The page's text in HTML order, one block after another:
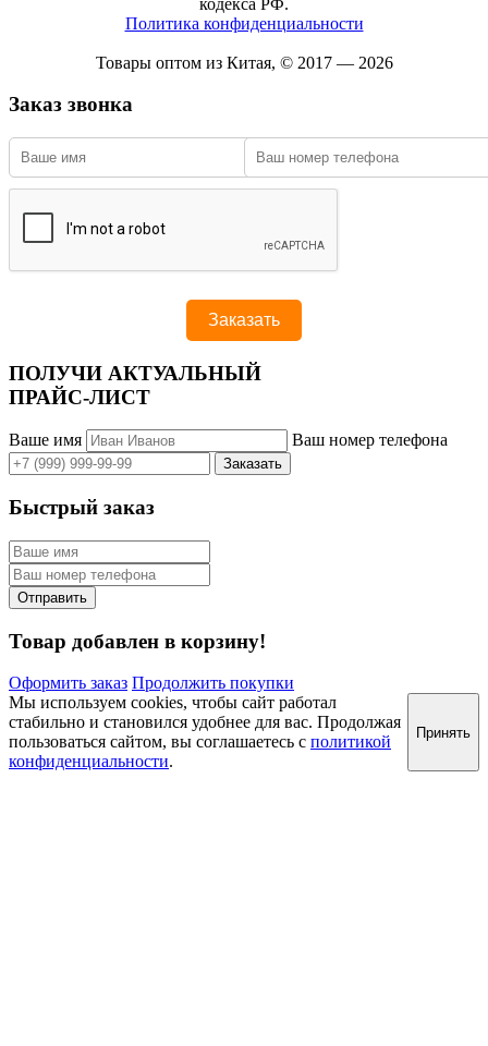
Политика конфиденциальности
Товары оптом из Китая, © 2017 — 2026
Заказ звонка
ПОЛУЧИ АКТУАЛЬНЫЙ
ПРАЙС-ЛИСТ
Ваше имя Ваш номер телефона
Быстрый заказ
Товар добавлен в корзину!
Оформить заказ Продолжить покупки
Мы используем cookies, чтобы сайт работал
стабильно и становился удобнее для вас. Продолжая
пользоваться сайтом, вы соглашаетесь с политикой
конфиденциальности.
Принять